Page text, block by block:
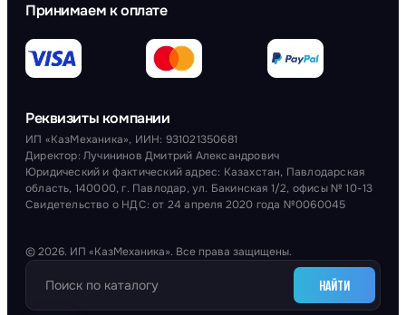
Принимаем к оплате
Реквизиты компании
ИП «КазМеханика», ИИН: 931021350681
Директор: Лучининов Дмитрий Александрович
Юридический и фактический адрес: Казахстан, Павлодарская
область, 140000, г. Павлодар, ул. Бакинская 1/2, офисы № 10-13
Свидетельство о НДС: от 24 апреля 2020 года №0060045
© 2026. ИП «КазМеханика». Все права защищены.
НАЙТИ